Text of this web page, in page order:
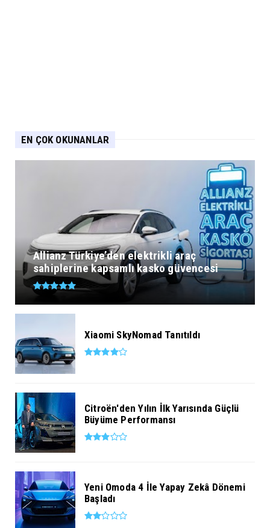
EN ÇOK OKUNANLAR
Allianz Türkiye’den elektrikli araç
sahiplerine kapsamlı kasko güvencesi
Xiaomi SkyNomad Tanıtıldı
Citroën'den Yılın İlk Yarısında Güçlü
Büyüme Performansı
Yeni Omoda 4 İle Yapay Zekâ Dönemi
Başladı